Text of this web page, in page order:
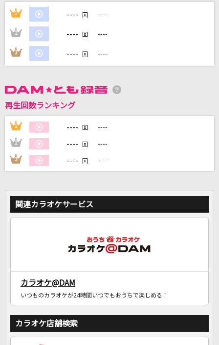
カラオケ最新情報をチェック！
1 ---- 回 ----
2 ---- 回 ----
3 ---- 回 ----
再生回数ランキング
1 ---- 回 ----
2 ---- 回 ----
3 ---- 回 ----
関連カラオケサービス
カラオケ@DAM
いつものカラオケが24時間いつでもおうちで楽しめる！
カラオケ店舗検索